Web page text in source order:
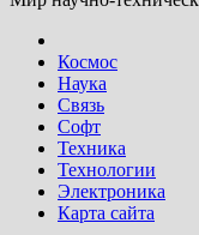
Космос
Наука
Связь
Софт
Техника
Технологии
Электроника
Карта сайта